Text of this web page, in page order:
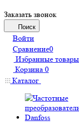
Заказать звонок
Поиск
Войти
Сравнение0
Избранные товары
Корзина 0
Каталог